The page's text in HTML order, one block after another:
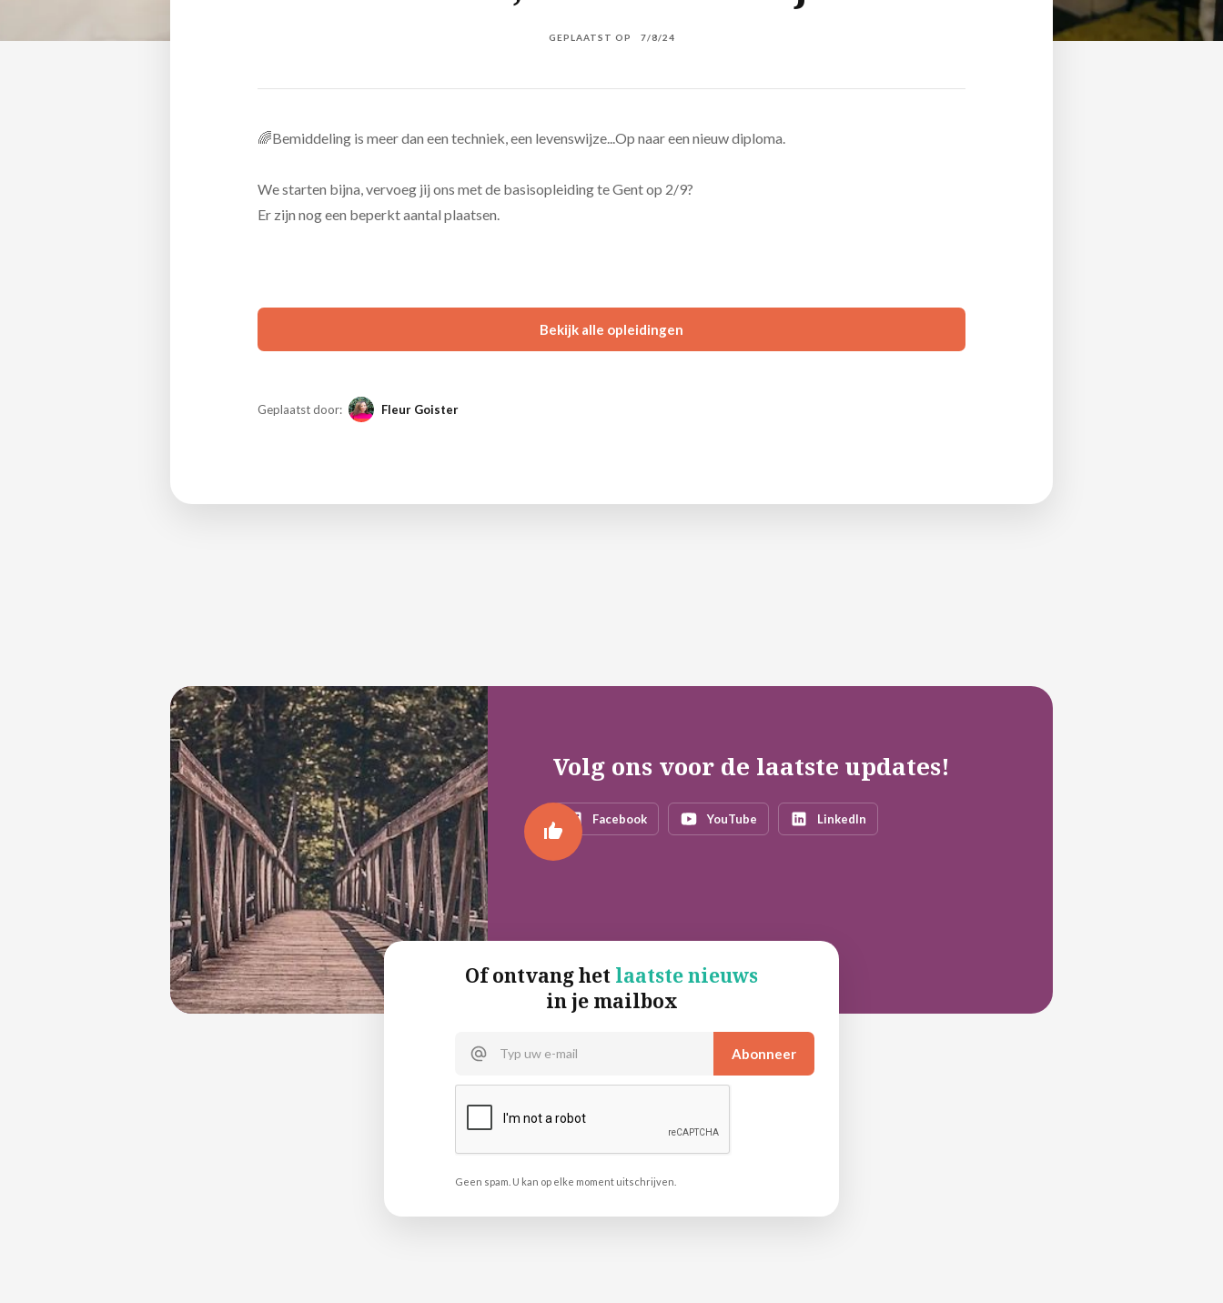
GEPLAATST OP 7/8/24
🌈Bemiddeling is meer dan een techniek, een levenswijze...Op naar een nieuw diploma.
We starten bijna, vervoeg jij ons met de basisopleiding te Gent op 2/9?
Er zijn nog een beperkt aantal plaatsen.
Bekijk alle opleidingen
Geplaatst door: Fleur Goister
Volg ons voor de laatste updates!
Facebook YouTube LinkedIn
Of ontvang het laatste nieuws
in je mailbox
Geen spam. U kan op elke moment uitschrijven.